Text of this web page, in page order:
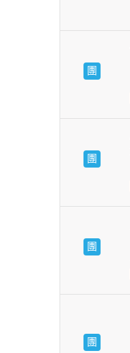
團
團
團
團